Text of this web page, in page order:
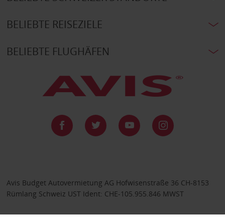
BELIEBTE REISEZIELE
BELIEBTE FLUGHÄFEN
Avis Budget Autovermietung AG Hofwisenstraße 36 CH-8153
Rümlang Schweiz UST Ident: CHE-105.955.846 MWST